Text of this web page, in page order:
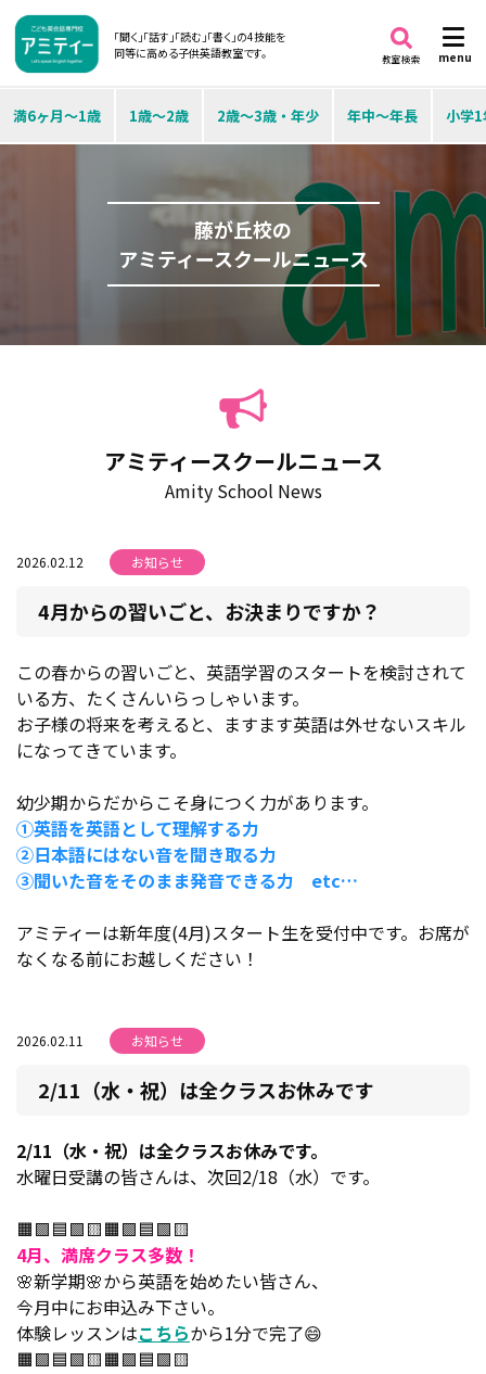
「聞く」「話す」「読む」「書く」の4技能を
同等に高める子供英語教室です。
menu
教室検索
満6ヶ月～1歳 1歳～2歳 2歳～3歳・年少 年中～年長 小学
藤が丘校の
アミティースクールニュース
アミティースクールニュース
Amity School News
2026.02.12 お知らせ
4月からの習いごと、お決まりですか？
この春からの習いごと、英語学習のスタートを検討されて
いる方、たくさんいらっしゃいます。
お子様の将来を考えると、ますます英語は外せないスキル
になってきています。
幼少期からだからこそ身につく力があります。
①英語を英語として理解する力
②日本語にはない音を聞き取る力
③聞いた音をそのまま発音できる力 etc…
アミティーは新年度(4月)スタート生を受付中です。お席が
なくなる前にお越しください！
2026.02.11 お知らせ
2/11（水・祝）は全クラスお休みです
2/11（水・祝）は全クラスお休みです。
水曜日受講の皆さんは、次回2/18（水）です。
🟧🟪🟦🟩🟨🟧🟪🟦🟩🟨
4月、満席クラス多数！
🌸新学期🌸から英語を始めたい皆さん、
今月中にお申込み下さい。
体験レッスンはこちらから1分で完了😄
🟧🟪🟦🟩🟨🟧🟪🟦🟩🟨